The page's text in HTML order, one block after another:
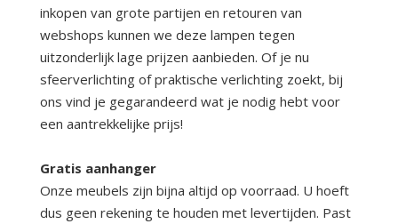
inkopen van grote partijen en retouren van
webshops kunnen we deze lampen tegen
uitzonderlijk lage prijzen aanbieden. Of je nu
sfeerverlichting of praktische verlichting zoekt, bij
ons vind je gegarandeerd wat je nodig hebt voor
een aantrekkelijke prijs!
Gratis aanhanger
Onze meubels zijn bijna altijd op voorraad. U hoeft
dus geen rekening te houden met levertijden. Past